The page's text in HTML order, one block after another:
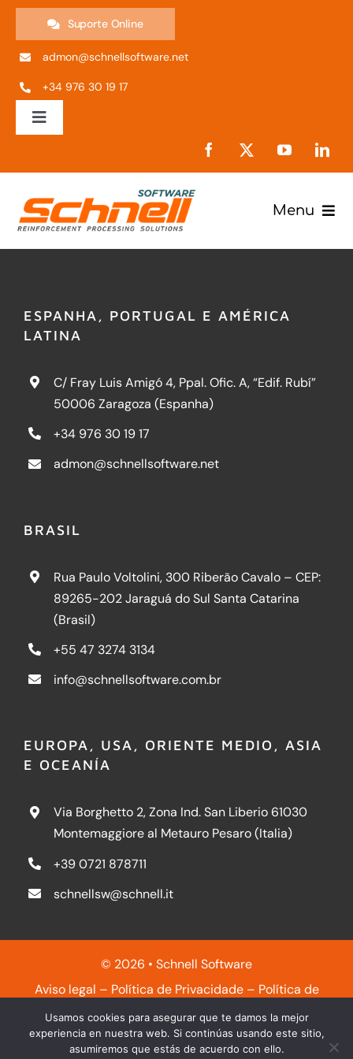
Skip
content
Suporte Online
admon@schnellsoftware.net
+34 976 30 19 17
Toggle
EN
PT
Menu
Produtos
Contato
ESPANHA, PORTUGAL E AMÉRICA
LATINA
C/ Fray Luis Amigó 4, Ppal. Ofic. A, “Edif. Rubí”
50006 Zaragoza (Espanha)
+34 976 30 19 17
admon@schnellsoftware.net
BRASIL
Rua Paulo Voltolini, 300 Riberão Cavalo – CEP:
89265-202 Jaraguá do Sul Santa Catarina
(Brasil)
+55 47 3274 3134
info@schnellsoftware.com.br
EUROPA, USA, ORIENTE MEDIO, ASIA
E OCEANÍA
Via Borghetto 2, Zona Ind. San Liberio 61030
Montemaggiore al Metauro Pesaro (Italia)
+39 0721 878711
schnellsw@schnell.it
© 2026 • Schnell Software
Aviso legal – Política de Privacidade– Política de
qualidade–Política de Cookies
Usamos cookies para asegurar que te damos la mejor
experiencia en nuestra web. Si continúas usando este sitio,
asumiremos que estás de acuerdo con ello.